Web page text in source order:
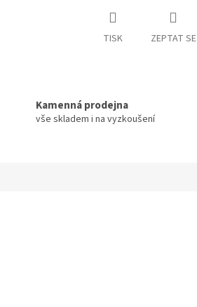
TISK ZEPTAT SE
Kamenná prodejna
vše skladem i na vyzkoušení